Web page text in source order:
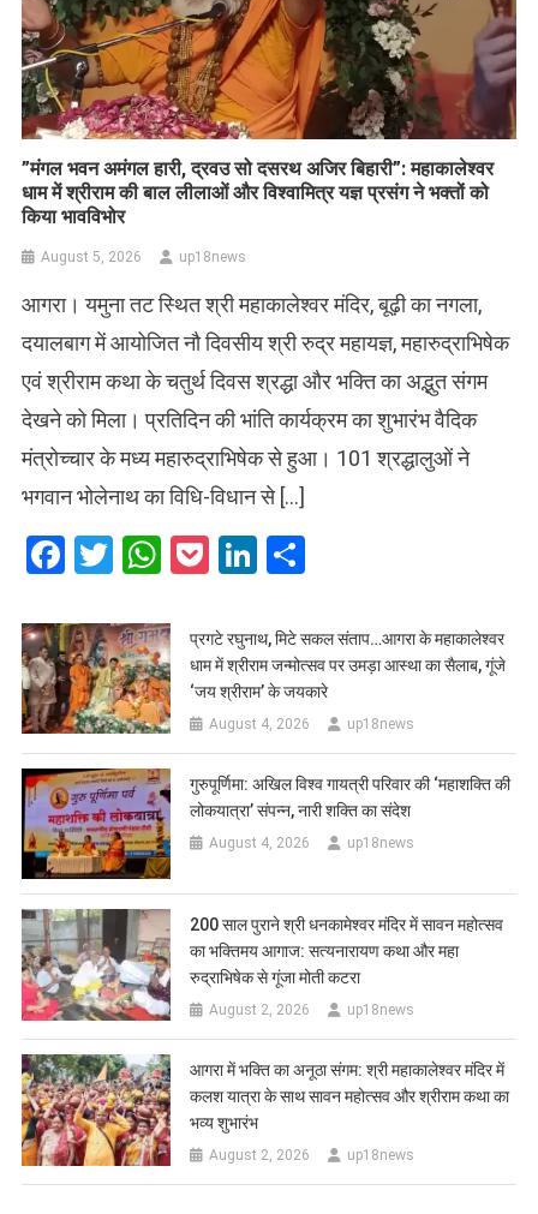
​”मंगल भवन अमंगल हारी, द्रवउ सो दसरथ अजिर बिहारी”: महाकालेश्वर
धाम में श्रीराम की बाल लीलाओं और विश्वामित्र यज्ञ प्रसंग ने भक्तों को
किया भावविभोर
August 5, 2026 up18news
आगरा। यमुना तट स्थित श्री महाकालेश्वर मंदिर, बूढ़ी का नगला,
दयालबाग में आयोजित नौ दिवसीय श्री रुद्र महायज्ञ, महारुद्राभिषेक
एवं श्रीराम कथा के चतुर्थ दिवस श्रद्धा और भक्ति का अद्भुत संगम
देखने को मिला। प्रतिदिन की भांति कार्यक्रम का शुभारंभ वैदिक
मंत्रोच्चार के मध्य महारुद्राभिषेक से हुआ। 101 श्रद्धालुओं ने
भगवान भोलेनाथ का विधि-विधान से […]
Facebook
Twitter
WhatsApp
PocketLinkedIn
प्रगटे रघुनाथ, मिटे सकल संताप…आगरा के महाकालेश्वर
धाम में श्रीराम जन्मोत्सव पर उमड़ा आस्था का सैलाब, गूंजे
‘जय श्रीराम’ के जयकारे
August 4, 2026 up18news
गुरुपूर्णिमा: अखिल विश्व गायत्री परिवार की ‘महाशक्ति की
लोकयात्रा’ संपन्न, नारी शक्ति का संदेश
August 4, 2026 up18news
200 साल पुराने श्री धनकामेश्वर मंदिर में सावन महोत्सव
का भक्तिमय आगाज: सत्यनारायण कथा और महा
रुद्राभिषेक से गूंजा मोती कटरा
August 2, 2026 up18news
आगरा में भक्ति का अनूठा संगम: श्री महाकालेश्वर मंदिर में
कलश यात्रा के साथ सावन महोत्सव और श्रीराम कथा का
भव्य शुभारंभ
August 2, 2026 up18news